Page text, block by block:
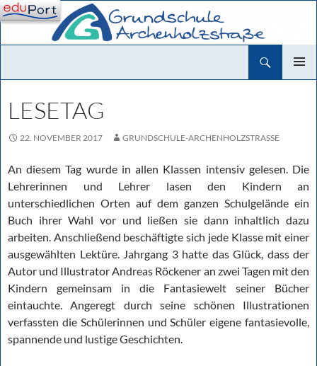
Zum
Inhalt
springen
LESETAG
22. NOVEMBER 2017 GRUNDSCHULE-ARCHENHOLZSTRASSE
An diesem Tag wurde in allen Klassen intensiv gelesen. Die
Lehrerinnen und Lehrer lasen den Kindern an
unterschiedlichen Orten auf dem ganzen Schulgelände ein
Buch ihrer Wahl vor und ließen sie dann inhaltlich dazu
arbeiten. Anschließend beschäftigte sich jede Klasse mit einer
ausgewählten Lektüre. Jahrgang 3 hatte das Glück, dass der
Autor und Illustrator Andreas Röckener an zwei Tagen mit den
Kindern gemeinsam in die Fantasiewelt seiner Bücher
eintauchte. Angeregt durch seine schönen Illustrationen
verfassten die Schülerinnen und Schüler eigene fantasievolle,
spannende und lustige Geschichten.